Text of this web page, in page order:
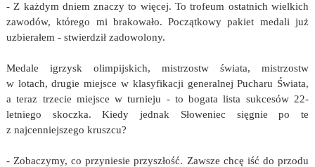
- Z każdym dniem znaczy to więcej. To trofeum ostatnich wielkich
zawodów, którego mi brakowało. Początkowy pakiet medali już
uzbierałem - stwierdził zadowolony.
Medale igrzysk olimpijskich, mistrzostw świata, mistrzostw
w lotach, drugie miejsce w klasyfikacji generalnej Pucharu Świata,
a teraz trzecie miejsce w turnieju - to bogata lista sukcesów 22-
letniego skoczka. Kiedy jednak Słoweniec sięgnie po te
z najcenniejszego kruszcu?
- Zobaczymy, co przyniesie przyszłość. Zawsze chcę iść do przodu